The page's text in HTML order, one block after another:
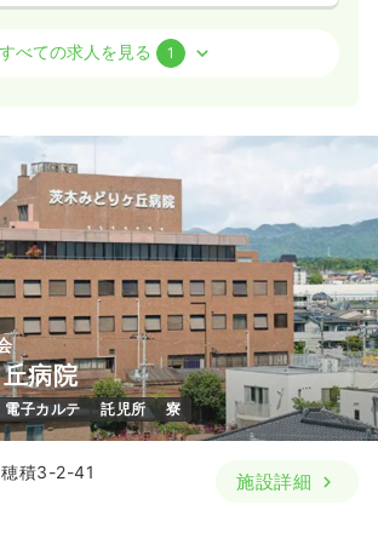
年間休日125日 ブランク可
ト） 一時募集休止
円
ランク可
第二新卒可
上可
なる 詳細を見る
管理職
せください
なる 詳細を見る
すべての求人を見る 1
病院
電子カルテ 託児所 寮
積3-2-41
施設詳細